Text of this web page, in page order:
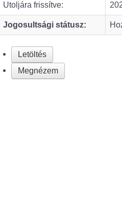
Utoljára frissítve:
Jogosultsági státusz:
Letöltés
Megnézem